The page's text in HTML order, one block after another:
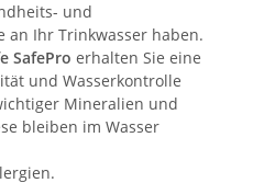
und
an Ihr Trinkwasser haben.
SafePro erhalten Sie eine
und Wasserkontrolle
Mineralien und
bleiben im Wasser